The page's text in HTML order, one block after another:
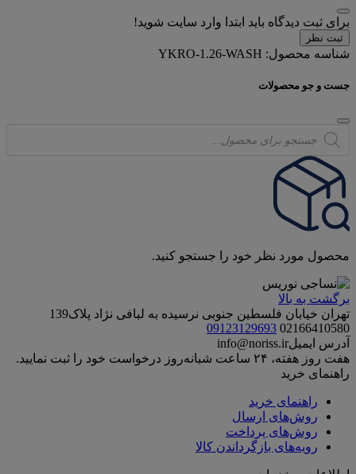
برای ثبت دیدگاه باید ابتدا وارد سایت شوید!
ثبت نظر
شناسه محصول: YKRO-1.26-WASH
جست و جو محصولات
Products
search
محصول مورد نظر خود را جستجو کنید.
برگشت به بالا
تهران خیابان فلسطین جنوبی نرسیده به لبافی نژاد پلاک139
02166410580
09123129693
آدرس ایمیلinfo@noriss.ir
هفت روز هفته، ۲۴ ساعت شبانه‌روز درخواست خود را ثبت نمایید.
راهنمای خرید
راهنمای خرید
روش‌های ارسال
روش‌های پرداخت
رویه‌های بازگرداندن کالا